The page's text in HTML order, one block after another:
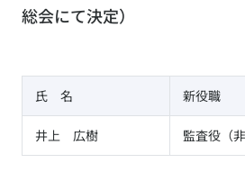
総会にて決定）
氏 名 新役職
井上 広樹 監査役（非